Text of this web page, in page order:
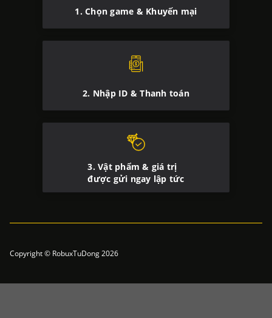
1. Chọn game & Khuyến mại
2. Nhập ID & Thanh toán
3. Vật phẩm & giá trị
được gửi ngay lập tức
Copyright © RobuxTuDong 2026